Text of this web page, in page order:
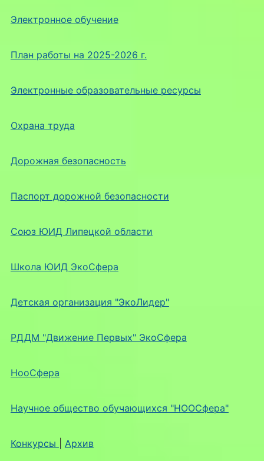
Электронное обучение
План работы на 2025-2026 г.
Электронные образовательные ресурсы
Охрана труда
Дорожная безопасность
Паспорт дорожной безопасности
Союз ЮИД Липецкой области
Школа ЮИД ЭкоСфера
Детская организация "ЭкоЛидер"
РДДМ "Движение Первых" ЭкоСфера
НооСфера
Научное общество обучающихся "НООСфера"
Конкурсы Архив